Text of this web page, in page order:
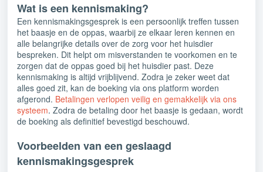
Wat is een kennismaking?
Een kennismakingsgesprek is een persoonlijk treffen tussen
het baasje en de oppas, waarbij ze elkaar leren kennen en
alle belangrijke details over de zorg voor het huisdier
bespreken. Dit helpt om misverstanden te voorkomen en te
zorgen dat de oppas goed bij het huisdier past. Deze
kennismaking is altijd vrijblijvend. Zodra je zeker weet dat
alles goed zit, kan de boeking via ons platform worden
afgerond. Betalingen verlopen veilig en gemakkelijk via ons
systeem. Zodra de betaling door het baasje is gedaan, wordt
de boeking als definitief bevestigd beschouwd.
Voorbeelden van een geslaagd
kennismakingsgesprek